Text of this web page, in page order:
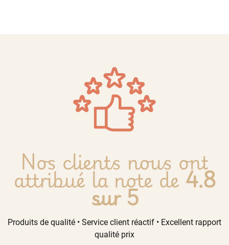
Nos clients nous ont
attribué la note de4.8
sur 5
Produits de qualité • Service client réactif • Excellent rapport
qualité prix